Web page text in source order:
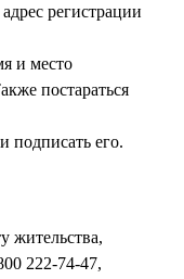
регистрации
и место
постараться
подписать его.
жительства,
222-74-47,